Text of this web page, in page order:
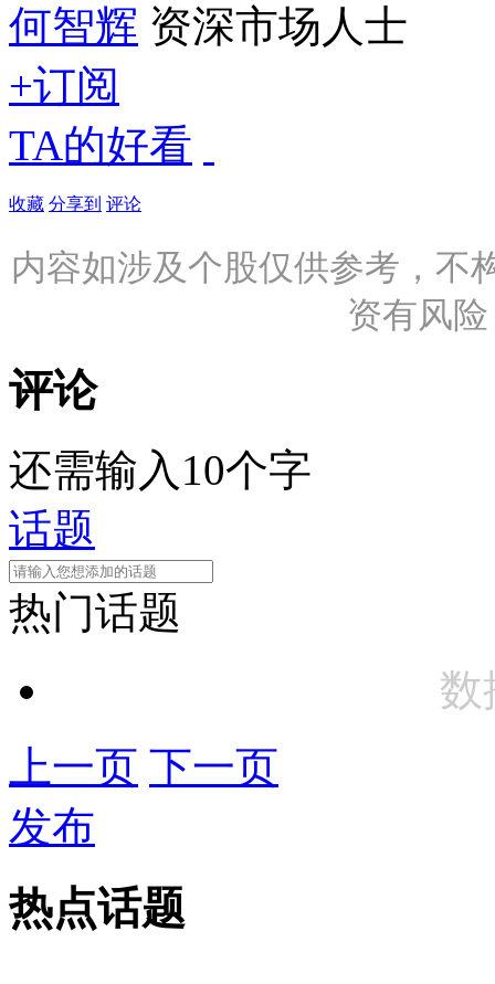
何智辉 资深市场人士
+订阅
TA的好看
收藏 分享到 评论
内容如涉及个股仅供参考，不
资有风
评论
还需输入10个字
话题
热门话题
数
上一页 下一页
发布
热点话题